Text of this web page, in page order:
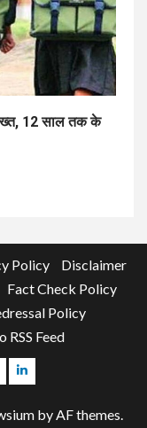
12 साल तक के
Policy
Disclaimer
Fact Check Policy
Policy
RSS Feed
Linkedin
by AF themes.